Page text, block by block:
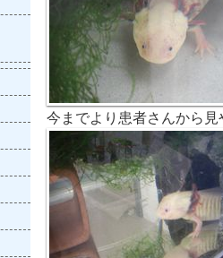
今までより患者さんから